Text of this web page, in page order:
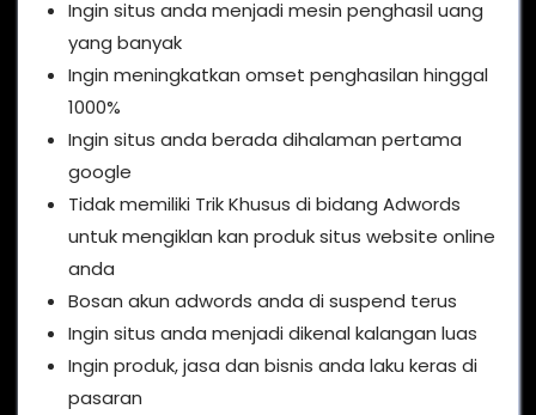
Ingin situs anda menjadi mesin penghasil uang
yang banyak
Ingin meningkatkan omset penghasilan hinggal
1000%
Ingin situs anda berada dihalaman pertama
google
Tidak memiliki Trik Khusus di bidang Adwords
untuk mengiklan kan produk situs website online
anda
Bosan akun adwords anda di suspend terus
Ingin situs anda menjadi dikenal kalangan luas
Ingin produk, jasa dan bisnis anda laku keras di
pasaran